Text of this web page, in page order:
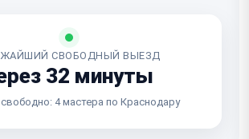
СВОБОДНЫЙ ВЫЕЗД
32 минуты
4 мастера по Краснодару